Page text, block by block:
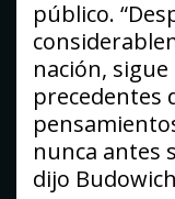
público.
nación,
precedentes
nunca antes
dijo